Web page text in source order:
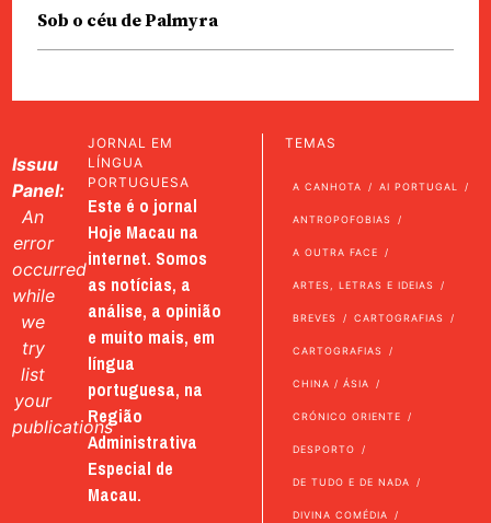
Sob o céu de Palmyra
Issuu
Panel:
An
error
occurred
while
we
try
list
your
publications
JORNAL EM
LÍNGUA
PORTUGUESA
Este é o jornal
Hoje Macau na
internet. Somos
as notícias, a
análise, a opinião
e muito mais, em
língua
portuguesa, na
Região
Administrativa
Especial de
Macau.
TEMAS
A CANHOTA AI PORTUGAL
ANTROPOFOBIAS
A OUTRA FACE
ARTES, LETRAS E IDEIAS
BREVES CARTOGRAFIAS
CARTOGRAFIAS
CHINA / ÁSIA
CRÓNICO ORIENTE
DESPORTO
DE TUDO E DE NADA
DIVINA COMÉDIA